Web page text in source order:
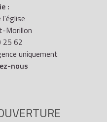
:
l'église
Morillon
25 62
uniquement
nous